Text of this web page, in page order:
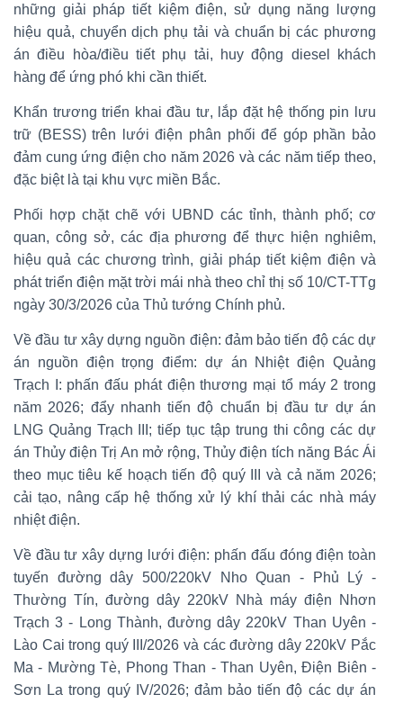
những giải pháp tiết kiệm điện, sử dụng năng lượng
hiệu quả, chuyển dịch phụ tải và chuẩn bị các phương
án điều hòa/điều tiết phụ tải, huy động diesel khách
hàng để ứng phó khi cần thiết.
Khẩn trương triển khai đầu tư, lắp đặt hệ thống pin lưu
trữ (BESS) trên lưới điện phân phối để góp phần bảo
đảm cung ứng điện cho năm 2026 và các năm tiếp theo,
đặc biệt là tại khu vực miền Bắc.
Phối hợp chặt chẽ với UBND các tỉnh, thành phố; cơ
quan, công sở, các địa phương để thực hiện nghiêm,
hiệu quả các chương trình, giải pháp tiết kiệm điện và
phát triển điện mặt trời mái nhà theo chỉ thị số 10/CT-TTg
ngày 30/3/2026 của Thủ tướng Chính phủ.
Về đầu tư xây dựng nguồn điện: đảm bảo tiến độ các dự
án nguồn điện trọng điểm: dự án Nhiệt điện Quảng
Trạch I: phấn đấu phát điện thương mại tổ máy 2 trong
năm 2026; đẩy nhanh tiến độ chuẩn bị đầu tư dự án
LNG Quảng Trạch III; tiếp tục tập trung thi công các dự
án Thủy điện Trị An mở rộng, Thủy điện tích năng Bác Ái
theo mục tiêu kế hoạch tiến độ quý III và cả năm 2026;
cải tạo, nâng cấp hệ thống xử lý khí thải các nhà máy
nhiệt điện.
Về đầu tư xây dựng lưới điện: phấn đấu đóng điện toàn
tuyến đường dây 500/220kV Nho Quan - Phủ Lý -
Thường Tín, đường dây 220kV Nhà máy điện Nhơn
Trạch 3 - Long Thành, đường dây 220kV Than Uyên -
Lào Cai trong quý III/2026 và các đường dây 220kV Pắc
Ma - Mường Tè, Phong Than - Than Uyên, Điện Biên -
Sơn La trong quý IV/2026; đảm bảo tiến độ các dự án